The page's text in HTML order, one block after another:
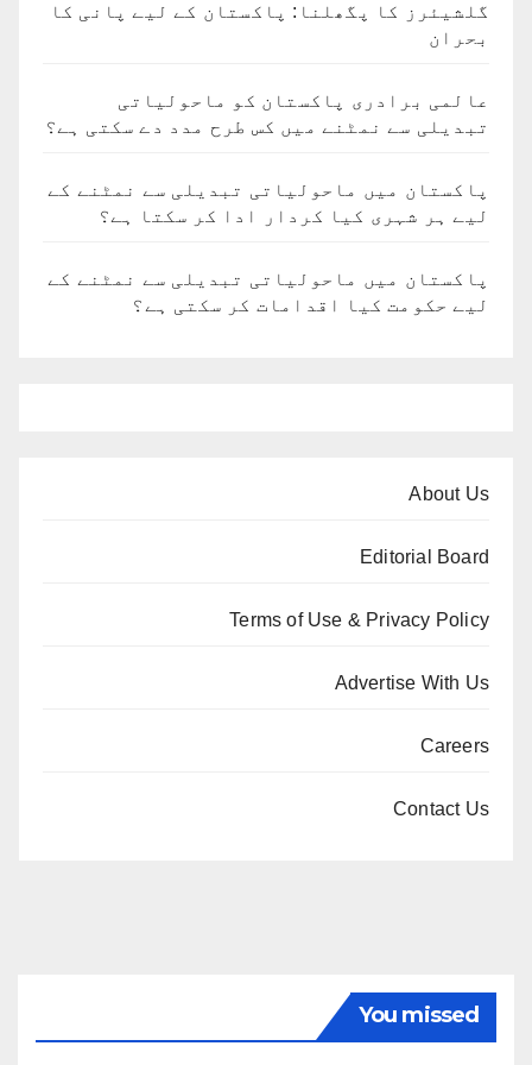
گلشیئرز کا پگھلنا: پاکستان کے لیے پانی کا
بحران
عالمی برادری پاکستان کو ماحولیاتی
تبدیلی سے نمٹنے میں کس طرح مدد دے سکتی ہے؟
پاکستان میں ماحولیاتی تبدیلی سے نمٹنے کے
لیے ہر شہری کیا کردار ادا کر سکتا ہے؟
پاکستان میں ماحولیاتی تبدیلی سے نمٹنے کے
لیے حکومت کیا اقدامات کر سکتی ہے؟
About Us
Editorial Board
Terms of Use & Privacy Policy
Advertise With Us
Careers
Contact Us
You missed